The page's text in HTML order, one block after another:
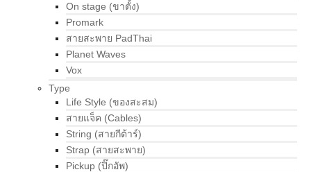
On stage (ขาตั้ง)
Promark
สายสะพาย PadThai
Planet Waves
Vox
Type
Life Style (ของสะสม)
สายแจ็ค (Cables)
String (สายกีต้าร์)
Strap (สายสะพาย)
Pickup (ปิ๊กอัพ)